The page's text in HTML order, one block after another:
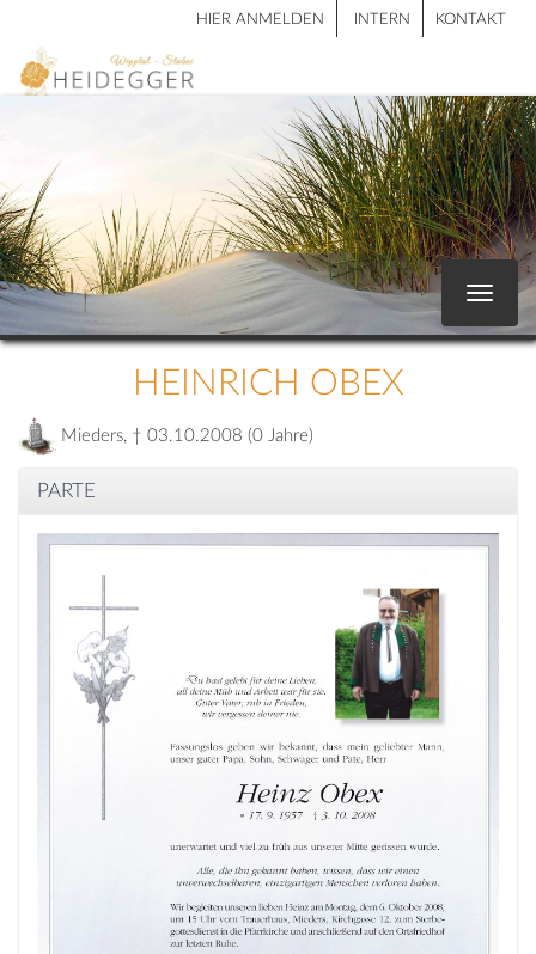
HIER ANMELDEN INTERN KONTAKT
Toggle
HEINRICH OBEX
Mieders, † 03.10.2008 (0 Jahre)
PARTE